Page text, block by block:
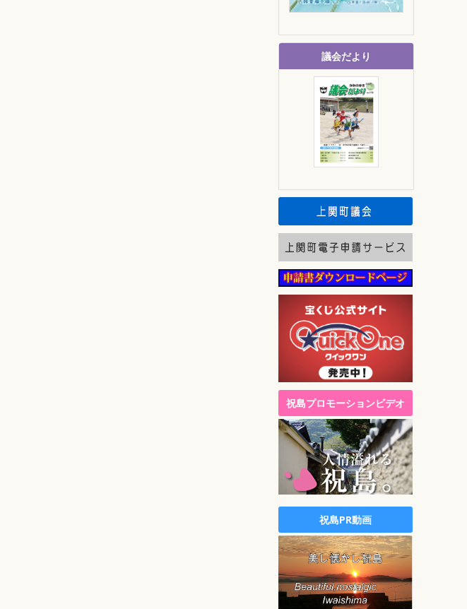
議会だより
祝島プロモーションビデオ
祝島PR動画